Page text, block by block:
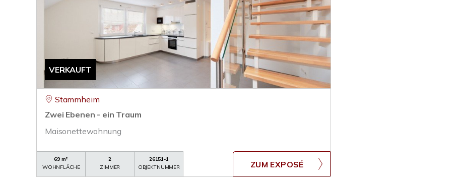
VERKAUFT
Stammheim
Zwei Ebenen - ein Traum
Maisonettewohnung
69 m²
WOHNFLÄCHE
2
ZIMMER
26151-1
OBJEKTNUMMER
ZUM EXPOSÉ